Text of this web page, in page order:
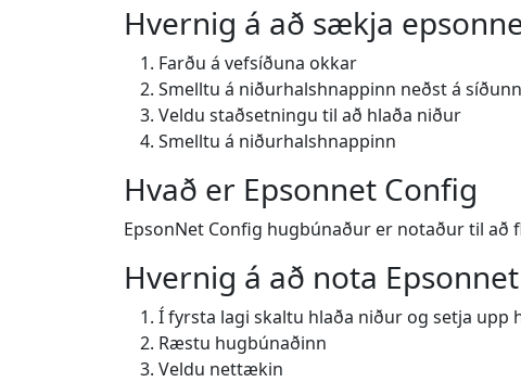
Hvernig á að sækja
Farðu á vefsíðuna okkar
Smelltu á niðurhalshnappinn neðst á
Veldu staðsetningu til að hlaða niður
Smelltu á niðurhalshnappinn
Hvað er Epsonnet Config
EpsonNet Config hugbúnaður er notaður til
Hvernig á að nota
Í fyrsta lagi skaltu hlaða niður og setja upp
Ræstu hugbúnaðinn
Veldu nettækin